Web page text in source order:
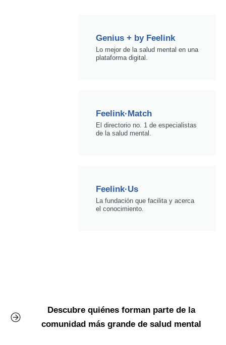
Genius + by Feelink
Lo mejor de la salud mental en una
plataforma digital.
Feelink·Match
El directorio no. 1 de especialistas
de la salud mental.
Feelink·Us
La fundación que facilita y acerca
el conocimiento.
Descubre quiénes forman parte de la
comunidad más grande de salud mental